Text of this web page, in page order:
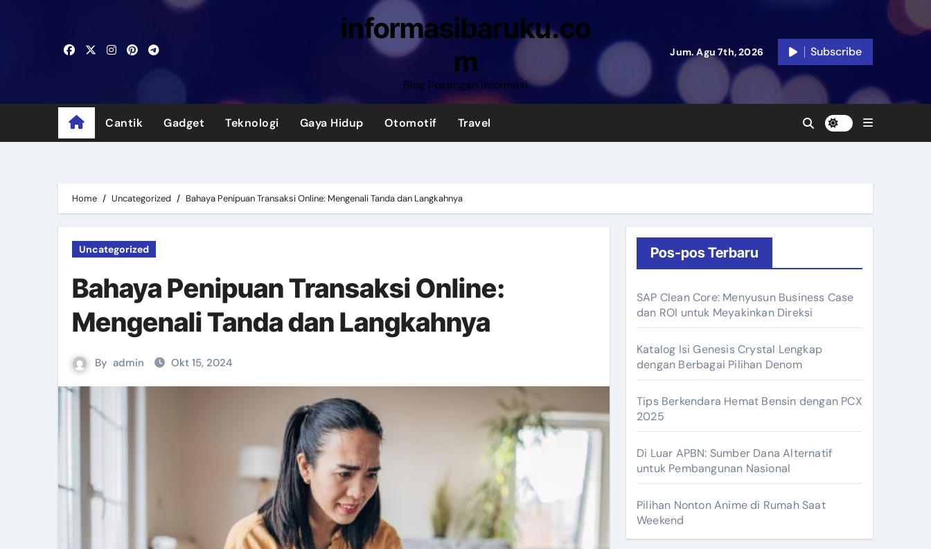
informasibaruku.co
m
Blog Postingan Informasi
Jum. Agu 7th, 2026 Subscribe
Cantik Gadget Teknologi Gaya Hidup Otomotif Travel
Home Uncategorized Bahaya Penipuan Transaksi Online: Mengenali Tanda dan Langkahnya
Uncategorized
Bahaya Penipuan Transaksi Online:
Mengenali Tanda dan Langkahnya
By admin Okt 15, 2024
Pos-pos Terbaru
SAP Clean Core: Menyusun Business Case
dan ROI untuk Meyakinkan Direksi
Katalog Isi Genesis Crystal Lengkap
dengan Berbagai Pilihan Denom
Tips Berkendara Hemat Bensin dengan PCX
2025
Di Luar APBN: Sumber Dana Alternatif
untuk Pembangunan Nasional
Pilihan Nonton Anime di Rumah Saat
Weekend